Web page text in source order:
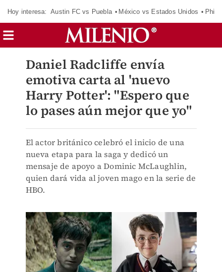
Hoy interesa: Austin FC vs Puebla México vs Estados Unidos
Daniel Radcliffe envía
emotiva carta al 'nuevo
Harry Potter': "Espero que
lo pases aún mejor que yo"
El actor británico celebró el inicio de una
nueva etapa para la saga y dedicó un
mensaje de apoyo a Dominic McLaughlin,
quien dará vida al joven mago en la serie de
HBO.